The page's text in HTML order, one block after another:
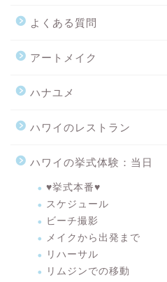
よくある質問
アートメイク
ハナユメ
ハワイのレストラン
ハワイの挙式体験：当日
♥挙式本番♥
スケジュール
ビーチ撮影
メイクから出発まで
リハーサル
リムジンでの移動